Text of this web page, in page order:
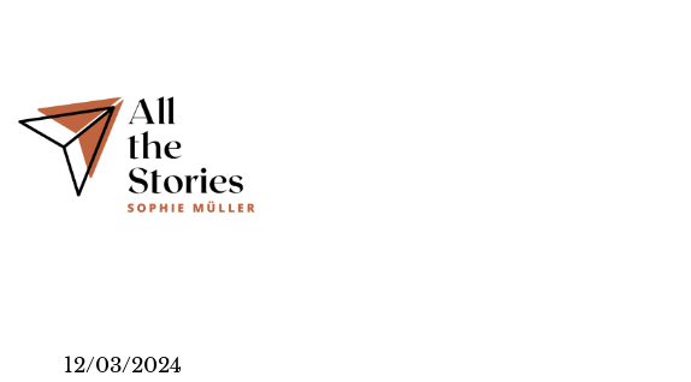
12/03/2024